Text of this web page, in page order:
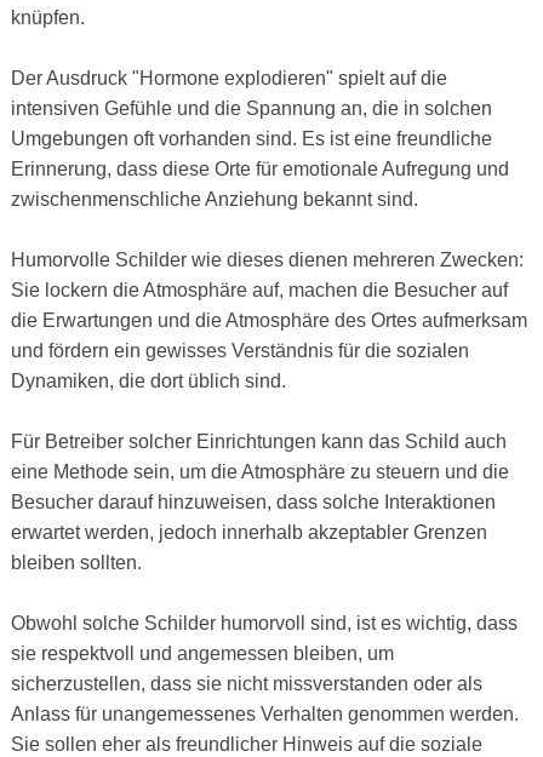
knüpfen.
Der Ausdruck "Hormone explodieren" spielt auf die
intensiven Gefühle und die Spannung an, die in solchen
Umgebungen oft vorhanden sind. Es ist eine freundliche
Erinnerung, dass diese Orte für emotionale Aufregung und
zwischenmenschliche Anziehung bekannt sind.
Humorvolle Schilder wie dieses dienen mehreren Zwecken:
Sie lockern die Atmosphäre auf, machen die Besucher auf
die Erwartungen und die Atmosphäre des Ortes aufmerksam
und fördern ein gewisses Verständnis für die sozialen
Dynamiken, die dort üblich sind.
Für Betreiber solcher Einrichtungen kann das Schild auch
eine Methode sein, um die Atmosphäre zu steuern und die
Besucher darauf hinzuweisen, dass solche Interaktionen
erwartet werden, jedoch innerhalb akzeptabler Grenzen
bleiben sollten.
Obwohl solche Schilder humorvoll sind, ist es wichtig, dass
sie respektvoll und angemessen bleiben, um
sicherzustellen, dass sie nicht missverstanden oder als
Anlass für unangemessenes Verhalten genommen werden.
Sie sollen eher als freundlicher Hinweis auf die soziale